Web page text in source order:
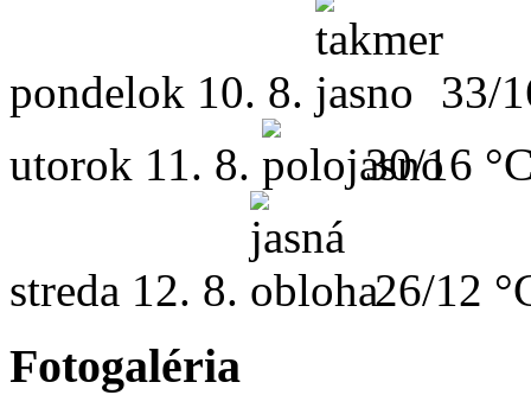
pondelok 10. 8.
33/
utorok 11. 8. 30/16
streda 12. 8. 26/12
Fotogaléria